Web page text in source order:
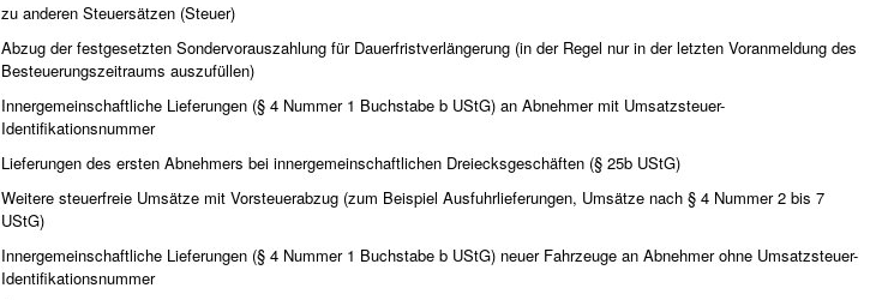
zu anderen Steuersätzen (Steuer)
Abzug der festgesetzten Sondervorauszahlung für Dauerfristverlängerung (in der Regel nur in der letzten Voranmeldung des
Besteuerungszeitraums auszufüllen)
Innergemeinschaftliche Lieferungen (§ 4 Nummer 1 Buchstabe b UStG) an Abnehmer mit Umsatzsteuer-
Identifikationsnummer
Lieferungen des ersten Abnehmers bei innergemeinschaftlichen Dreiecksgeschäften (§ 25b UStG)
Weitere steuerfreie Umsätze mit Vorsteuerabzug (zum Beispiel Ausfuhrlieferungen, Umsätze nach § 4 Nummer 2 bis 7
UStG)
Innergemeinschaftliche Lieferungen (§ 4 Nummer 1 Buchstabe b UStG) neuer Fahrzeuge an Abnehmer ohne Umsatzsteuer-
Identifikationsnummer